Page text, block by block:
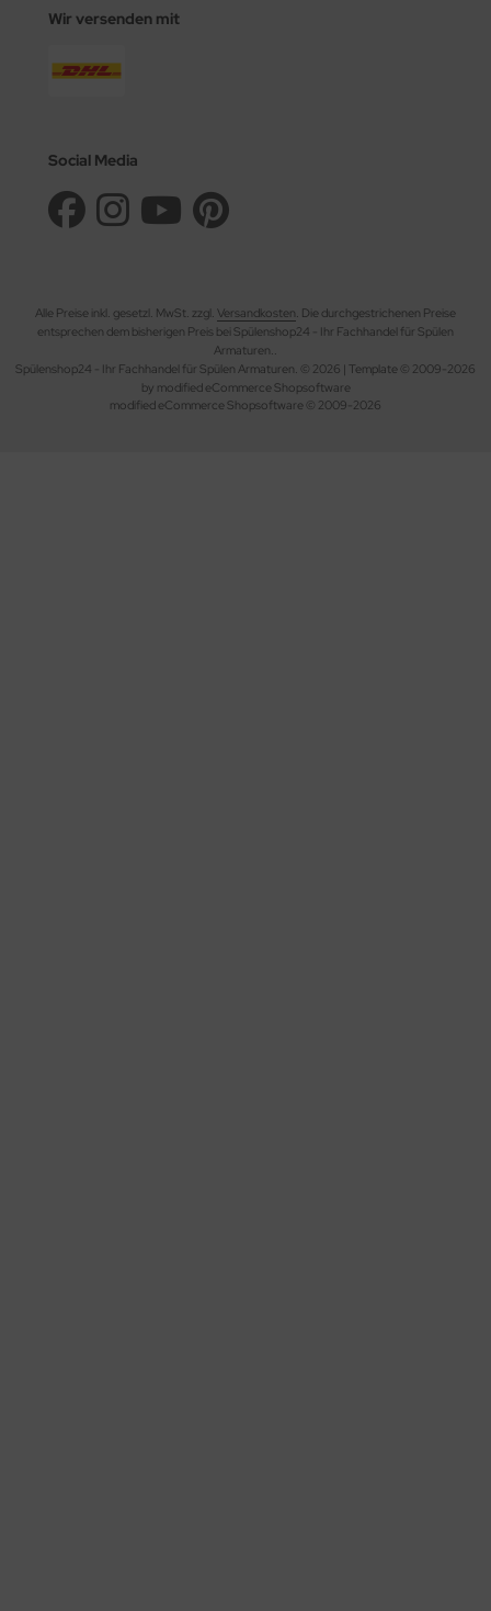
Wir versenden mit
Social Media
Alle Preise inkl. gesetzl. MwSt. zzgl. Versandkosten . Die durchgestrichenen Preise
entsprechen dem bisherigen Preis bei Spülenshop24 - Ihr Fachhandel für Spülen
Armaturen..
Spülenshop24 - Ihr Fachhandel für Spülen Armaturen. © 2026 | Template © 2009-2026
by modified eCommerce Shopsoftware
mod ified eCommerce Shopsoftware © 2009-2026